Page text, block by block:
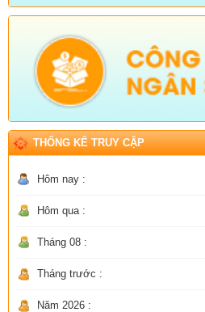
THỐNG KÊ TRUY CẬP
Hôm nay :
Hôm qua :
Tháng 08 :
Tháng trước :
Năm 2026 :